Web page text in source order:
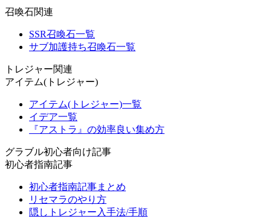
召喚石関連
SSR召喚石一覧
サブ加護持ち召喚石一覧
トレジャー関連
アイテム(トレジャー)
アイテム(トレジャー)一覧
イデア一覧
『アストラ』の効率良い集め方
グラブル初心者向け記事
初心者指南記事
初心者指南記事まとめ
リセマラのやり方
隠しトレジャー入手法/手順